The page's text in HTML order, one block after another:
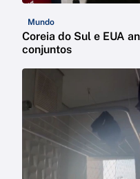
Mundo
Coreia do Sul e EUA
conjuntos